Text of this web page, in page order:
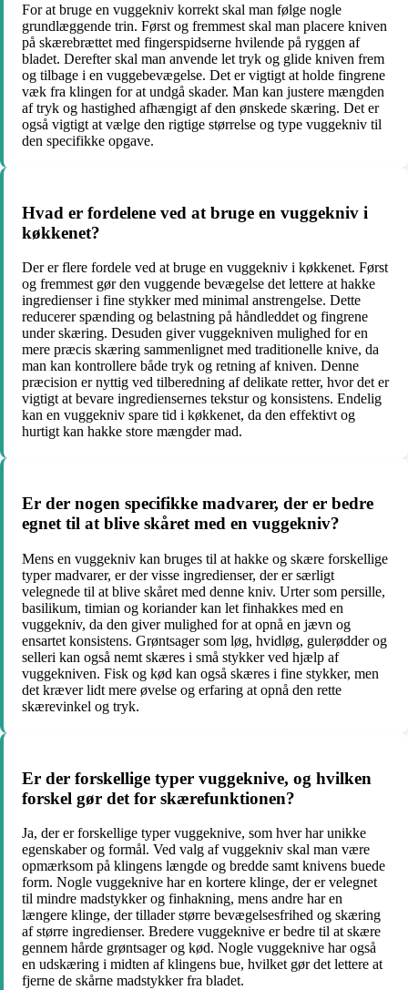
For at bruge en vuggekniv korrekt skal man følge nogle
grundlæggende trin. Først og fremmest skal man placere kniven
på skærebrættet med fingerspidserne hvilende på ryggen af ​​
bladet. Derefter skal man anvende let tryk og glide kniven frem
og tilbage i en vuggebevægelse. Det er vigtigt at holde fingrene
væk fra klingen for at undgå skader. Man kan justere mængden
af tryk og hastighed afhængigt af den ønskede skæring. Det er
også vigtigt at vælge den rigtige størrelse og type vuggekniv til
den specifikke opgave.
Hvad er fordelene ved at bruge en vuggekniv i
køkkenet?
Der er flere fordele ved at bruge en vuggekniv i køkkenet. Først
og fremmest gør den vuggende bevægelse det lettere at hakke
ingredienser i fine stykker med minimal anstrengelse. Dette
reducerer spænding og belastning på håndleddet og fingrene
under skæring. Desuden giver vuggekniven mulighed for en
mere præcis skæring sammenlignet med traditionelle knive, da
man kan kontrollere både tryk og retning af kniven. Denne
præcision er nyttig ved tilberedning af delikate retter, hvor det er
vigtigt at bevare ingrediensernes tekstur og konsistens. Endelig
kan en vuggekniv spare tid i køkkenet, da den effektivt og
hurtigt kan hakke store mængder mad.
Er der nogen specifikke madvarer, der er bedre
egnet til at blive skåret med en vuggekniv?
Mens en vuggekniv kan bruges til at hakke og skære forskellige
typer madvarer, er der visse ingredienser, der er særligt
velegnede til at blive skåret med denne kniv. Urter som persille,
basilikum, timian og koriander kan let finhakkes med en
vuggekniv, da den giver mulighed for at opnå en jævn og
ensartet konsistens. Grøntsager som løg, hvidløg, gulerødder og
selleri kan også nemt skæres i små stykker ved hjælp af
vuggekniven. Fisk og kød kan også skæres i fine stykker, men
det kræver lidt mere øvelse og erfaring at opnå den rette
skærevinkel og tryk.
Er der forskellige typer vuggeknive, og hvilken
forskel gør det for skærefunktionen?
Ja, der er forskellige typer vuggeknive, som hver har unikke
egenskaber og formål. Ved valg af vuggekniv skal man være
opmærksom på klingens længde og bredde samt knivens buede
form. Nogle vuggeknive har en kortere klinge, der er velegnet
til mindre madstykker og finhakning, mens andre har en
længere klinge, der tillader større bevægelsesfrihed og skæring
af større ingredienser. Bredere vuggeknive er bedre til at skære
gennem hårde grøntsager og kød. Nogle vuggeknive har også
en udskæring i midten af klingens bue, hvilket gør det lettere at
fjerne de skårne madstykker fra bladet.